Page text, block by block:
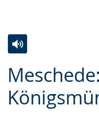
Leichten
Sprache
wechseln.
Audio-
Unterstützung.
Video
in
Deutscher